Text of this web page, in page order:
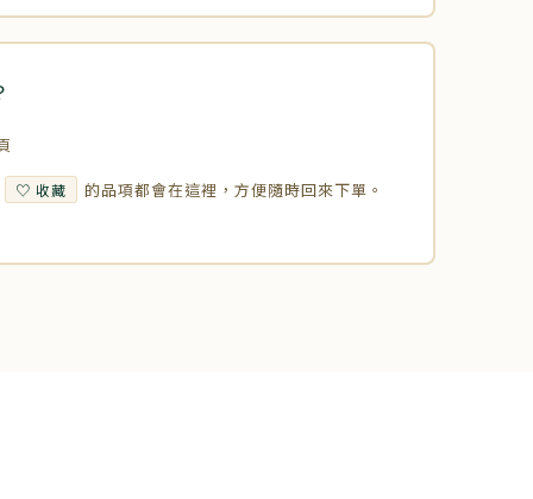
♡ 收藏 的品項都會在這裡，方便隨時回來下單。